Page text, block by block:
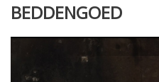
BEDDENGOED